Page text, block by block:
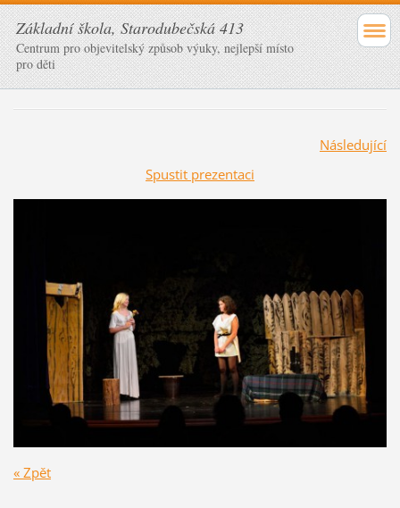
Základní škola, Starodubečská 413
Centrum pro objevitelský způsob výuky, nejlepší místo
pro děti
Následující
Spustit prezentaci
« Zpět